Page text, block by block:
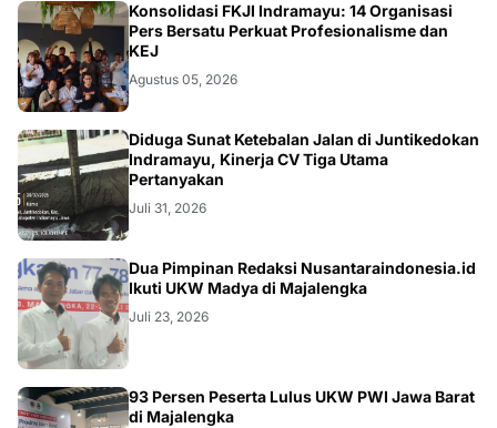
Konsolidasi FKJI Indramayu: 14 Organisasi
Pers Bersatu Perkuat Profesionalisme dan
KEJ
Agustus 05, 2026
KRIMINAL
Diduga Sunat Ketebalan Jalan di Juntikedokan
Indramayu, Kinerja CV Tiga Utama
Pertanyakan
Juli 31, 2026
Dua Pimpinan Redaksi Nusantaraindonesia.id
Ikuti UKW Madya di Majalengka
Juli 23, 2026
93 Persen Peserta Lulus UKW PWI Jawa Barat
di Majalengka